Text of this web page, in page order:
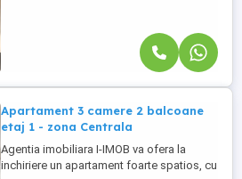
Apartament 3 camere 2 balcoane
etaj 1 - zona Centrala
Agentia imobiliara I-IMOB va ofera la
inchiriere un apartament foarte spatios, cu